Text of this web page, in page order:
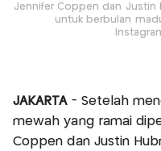
Jennifer Coppen dan Justin
untuk berbulan
JAKARTA- Setelah
mewah yang ramai
Coppen dan Justin